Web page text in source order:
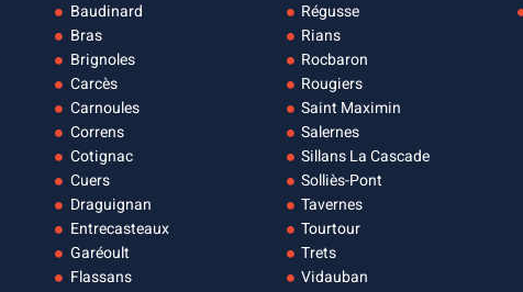
Baudinard
Bras
Brignoles
Carcès
Carnoules
Correns
Cotignac
Cuers
Draguignan
Entrecasteaux
Garéoult
Flassans
Régusse
Rians
Rocbaron
Rougiers
Saint Maximin
Salernes
Sillans La Cascade
Solliès-Pont
Tavernes
Tourtour
Trets
Vidauban